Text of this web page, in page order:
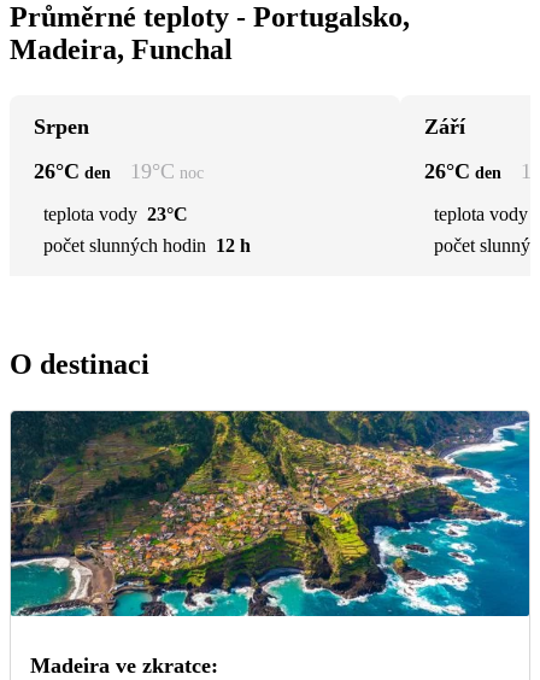
Průměrné teploty - Portugalsko,
Madeira, Funchal
Srpen
26°C den 19°C noc
teplota vody 23°C
počet slunných hodin 12 h
Září
26°C den
teplota vody
počet
O destinaci
Madeira ve zkratce: